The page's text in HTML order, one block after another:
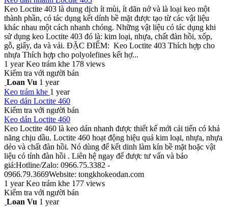
Keo Loctite 403 là dung dịch ít mùi, ít dãn nở và là loại keo một
thành phần, có tác dụng kết dính bề mặt được tạo từ các vật liệu
khác nhau một cách nhanh chóng. Những vật liệu có tác dụng khi
sử dụng keo Loctite 403 đó là: kim loại, nhựa, chất đàn hồi, xốp,
gỗ, giấy, da và vải. ĐẶC ĐIỂM: Keo Loctite 403 Thích hợp cho
nhựa Thích hợp cho polyolefines kết hợ...
1 year Keo trám khe 178 views
Kiểm tra với người bán
Loan Vu 1 year
Keo trám khe 1 year
Keo dán Loctite 460
Kiểm tra với người bán
Keo dán Loctite 460
Keo Loctite 460 là keo dán nhanh được thiết kế mới cải tiến có khả
năng chịu dầu. Loctite 460 hoạt động hiệu quả kim loại, nhựa, nhựa
dẻo và chất đàn hồi. Nó dùng để kết dinh làm kín bề mặt hoặc vật
liệu có tính đàn hồi . Liên hệ ngay để được tư vấn và báo
giá:Hotline/Zalo: 0966.75.3382 -
0966.79.3669Website: tongkhokeodan.com
1 year Keo trám khe 177 views
Kiểm tra với người bán
Loan Vu 1 year